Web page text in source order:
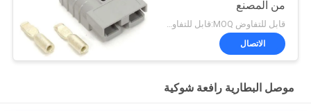
من المصنع
قابل للتفاوض MOQ:قابل للتفاوض
الاتصال
موصل البطارية رافعة شوكية